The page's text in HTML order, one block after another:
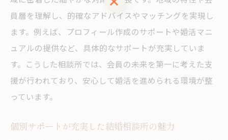
員層を理解し、的確なアドバイスやマッチングを実現し
ます。例えば、プロフィール作成のサポートや婚活マニ
ュアルの提供など、具体的なサポートが充実していま
す。こうした相談所では、会員の未来を第一に考えた支
援が行われており、安心して婚活を進められる環境が整
っています。
個別サポートが充実した結婚相談所の魅力